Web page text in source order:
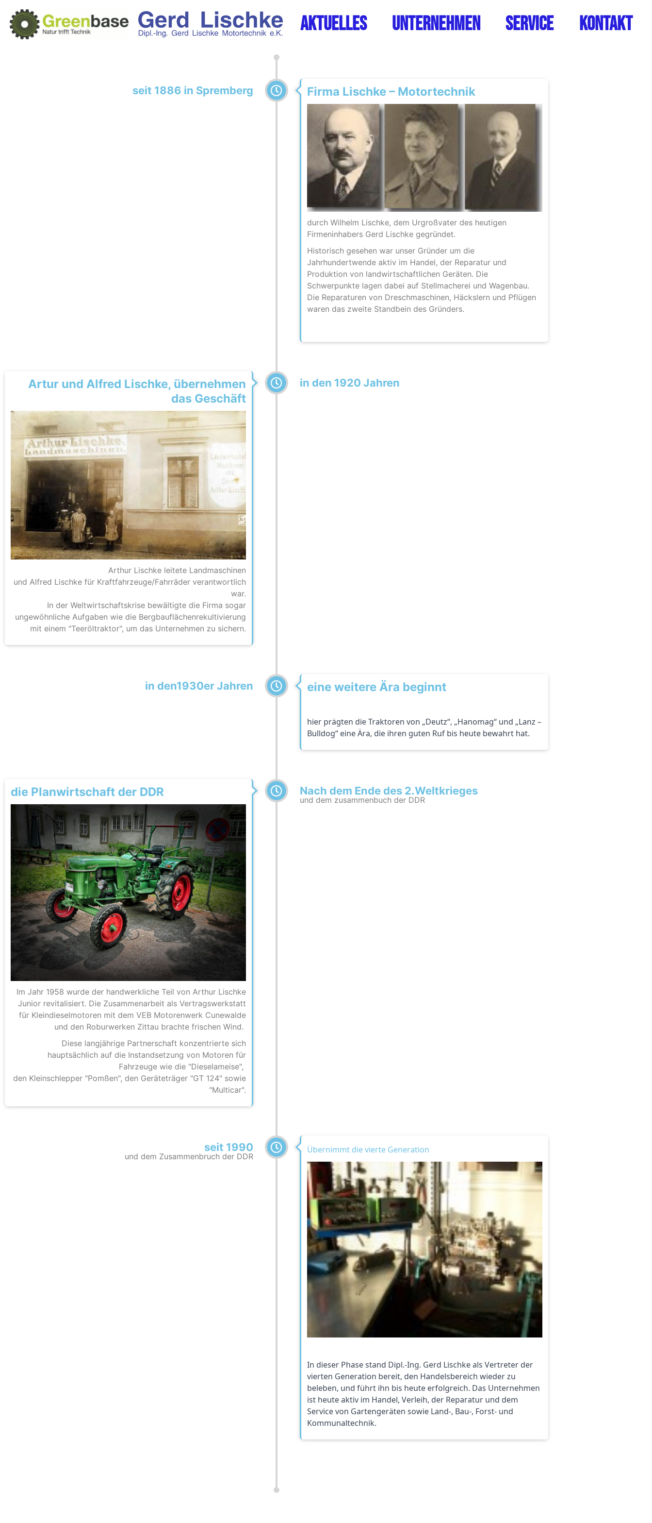
Aktuelles Unternehmen Service Kontakt
seit 1886 in Spremberg Firma Lischke – Motortechnik
durch Wilhelm Lischke, dem Urgroßvater des heutigen
Firmeninhabers Gerd Lischke gegründet.
Historisch gesehen war unser Gründer um die
Jahrhundertwende aktiv im Handel, der Reparatur und
Produktion von landwirtschaftlichen Geräten. Die
Schwerpunkte lagen dabei auf Stellmacherei und Wagenbau.
Die Reparaturen von Dreschmaschinen, Häckslern und Pflügen
waren das zweite Standbein des Gründers.
in den 1920 Jahren
Artur und Alfred Lischke, übernehmen
das Geschäft
Arthur Lischke leitete Landmaschinen
und Alfred Lischke für Kraftfahrzeuge/Fahrräder verantwortlich
war.
In der Weltwirtschaftskrise bewältigte die Firma sogar
ungewöhnliche Aufgaben wie die Bergbauflächenrekultivierung
mit einem "Teeröltraktor", um das Unternehmen zu sichern.
in den1930er Jahren eine weitere Ära beginnt
hier prägten die Traktoren von „Deutz“, „Hanomag“ und „Lanz –
Bulldog“ eine Ära, die ihren guten Ruf bis heute bewahrt hat.
Nach dem Ende des 2.Weltkrieges
und dem zusammenbuch der DDR
die Planwirtschaft der DDR
Im Jahr 1958 wurde der handwerkliche Teil von Arthur Lischke
Junior revitalisiert. Die Zusammenarbeit als Vertragswerkstatt
für Kleindieselmotoren mit dem VEB Motorenwerk Cunewalde
und den Roburwerken Zittau brachte frischen Wind.
Diese langjährige Partnerschaft konzentrierte sich
hauptsächlich auf die Instandsetzung von Motoren für
Fahrzeuge wie die "Dieselameise",
den Kleinschlepper "Pomßen", den Geräteträger "GT 124" sowie
"Multicar".
seit 1990
und dem Zusammenbruch der DDR
Übernimmt die vierte Generation
In dieser Phase stand Dipl.-Ing. Gerd Lischke als Vertreter der
vierten Generation bereit, den Handelsbereich wieder zu
beleben, und führt ihn bis heute erfolgreich. Das Unternehmen
ist heute aktiv im Handel, Verleih, der Reparatur und dem
Service von Gartengeräten sowie Land-, Bau-, Forst- und
Kommunaltechnik.